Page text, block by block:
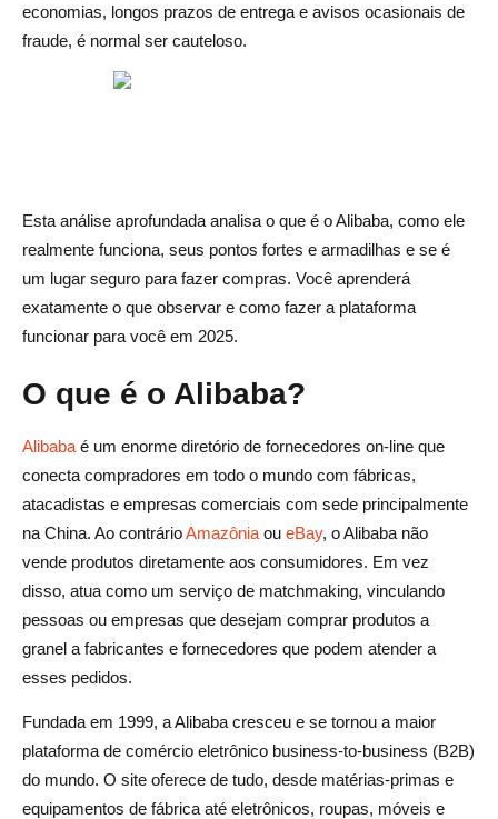
Quanto tempo demora o envio ao fazer pedidos de
fornecedores do Alibaba?
economias, longos prazos de entrega e avisos ocasionais de
fraude, é normal ser cauteloso.
Esta análise aprofundada analisa o que é o Alibaba, como ele
realmente funciona, seus pontos fortes e armadilhas e se é
um lugar seguro para fazer compras. Você aprenderá
exatamente o que observar e como fazer a plataforma
funcionar para você em 2025.
O que é o Alibaba?
Alibaba é um enorme diretório de fornecedores on-line que
conecta compradores em todo o mundo com fábricas,
atacadistas e empresas comerciais com sede principalmente
na China. Ao contrárioAmazônia ou eBay, o Alibaba não
vende produtos diretamente aos consumidores. Em vez
disso, atua como um serviço de matchmaking, vinculando
pessoas ou empresas que desejam comprar produtos a
granel a fabricantes e fornecedores que podem atender a
esses pedidos.
Fundada em 1999, a Alibaba cresceu e se tornou a maior
plataforma de comércio eletrônico business-to-business (B2B)
do mundo. O site oferece de tudo, desde matérias-primas e
equipamentos de fábrica até eletrônicos, roupas, móveis e